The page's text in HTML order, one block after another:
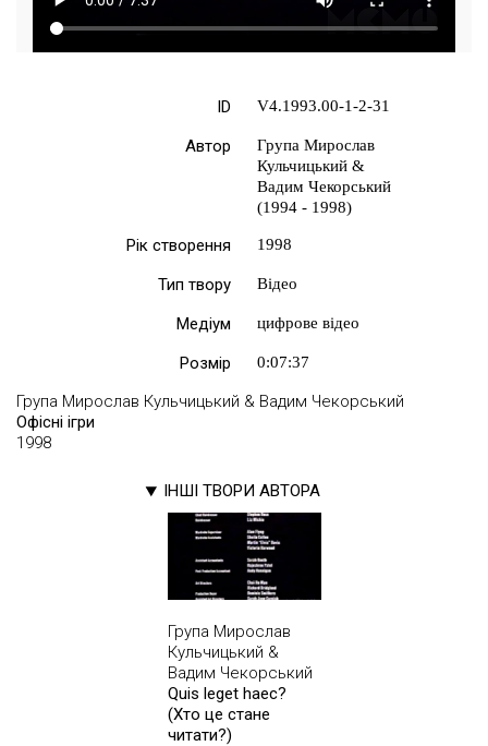
Група Мирослав Кульчицький & Вадим Чекорський
Офісні ігри
1998
ІНШІ ТВОРИ АВТОРА
Група Мирослав
Кульчицький &
Вадим Чекорський
Quis leget haec?
(Хто це стане
читати?)
ID V4.1993.00-1-2-31
Автор
Група Мирослав
Кульчицький &
Вадим Чекорський
(1994 - 1998)
Рік створення 1998
Тип твору Відео
Медіум цифрове відео
Розмір 0:07:37